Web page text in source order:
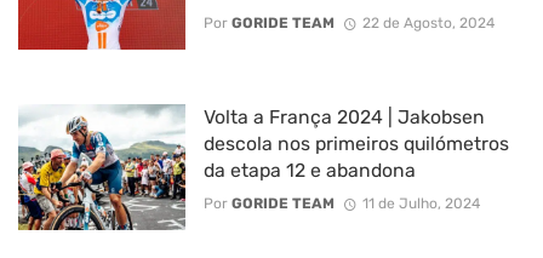
Por GORIDE TEAM 22 de Agosto, 2024
Volta a França 2024 | Jakobsen
descola nos primeiros quilómetros
da etapa 12 e abandona
Por GORIDE TEAM 11 de Julho, 2024